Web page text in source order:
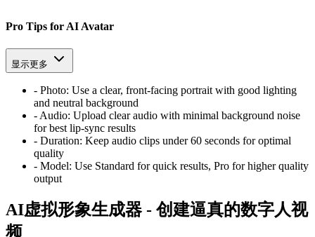
Pro Tips for AI Avatar
显示更多
- Photo: Use a clear, front-facing portrait with good lighting
and neutral background
- Audio: Upload clear audio with minimal background noise
for best lip-sync results
- Duration: Keep audio clips under 60 seconds for optimal
quality
- Model: Use Standard for quick results, Pro for higher quality
output
AI虚拟形象生成器 - 创建逼真的数字人视
频